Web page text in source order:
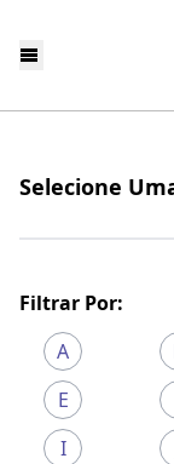
Selecione
Filtrar Por:
A
E
I